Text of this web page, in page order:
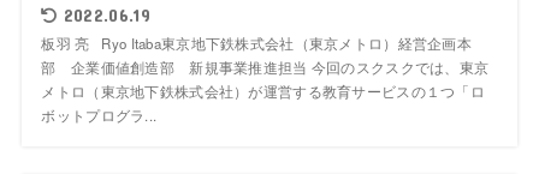
2022.06.19
板羽 亮 Ryo Itaba東京地下鉄株式会社（東京メトロ）経営企画本
部 企業価値創造部 新規事業推進担当 今回のスクスクでは、東京
メトロ（東京地下鉄株式会社）が運営する教育サービスの１つ「ロ
ボットプログラ...